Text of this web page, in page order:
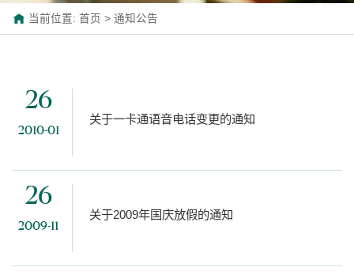
当前位置:首页 >通知公告
26
2010-01
关于一卡通语音电话变更的通知
26
2009-11
关于2009年国庆放假的通知